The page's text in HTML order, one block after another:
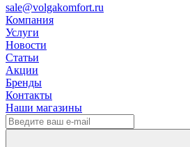
sale@volgakomfort.ru
Компания
Услуги
Новости
Статьи
Акции
Бренды
Контакты
Наши магазины